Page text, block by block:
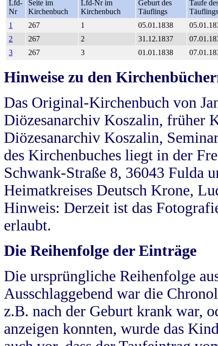
Lfd-
Nr
Seite im
Kirchenbuch
Lfd-Nr im
Kirchenbuch
Geburt des
Täuflings
Taufe
Täuflings
1
267 1 05.01.1838
2
267 2 31.12.1837
3
267 3 01.01.1838
Hinweise zu den
Das Original-Kirchenbuch von
Diözesanarchiv Koszalin, früher
Diözesanarchiv Koszalin,
des Kirchenbuches liegt in der
Schwank-Straße 8, 36043 Fulda
Heimatkreises Deutsch Krone,
Hinweis: Derzeit ist das
erlaubt.
Die Reihenfolge der Einträge
Die ursprüngliche Reihenfolge
Ausschlaggebend war die
z.B. nach der Geburt krank war,
anzeigen konnten, wurde das